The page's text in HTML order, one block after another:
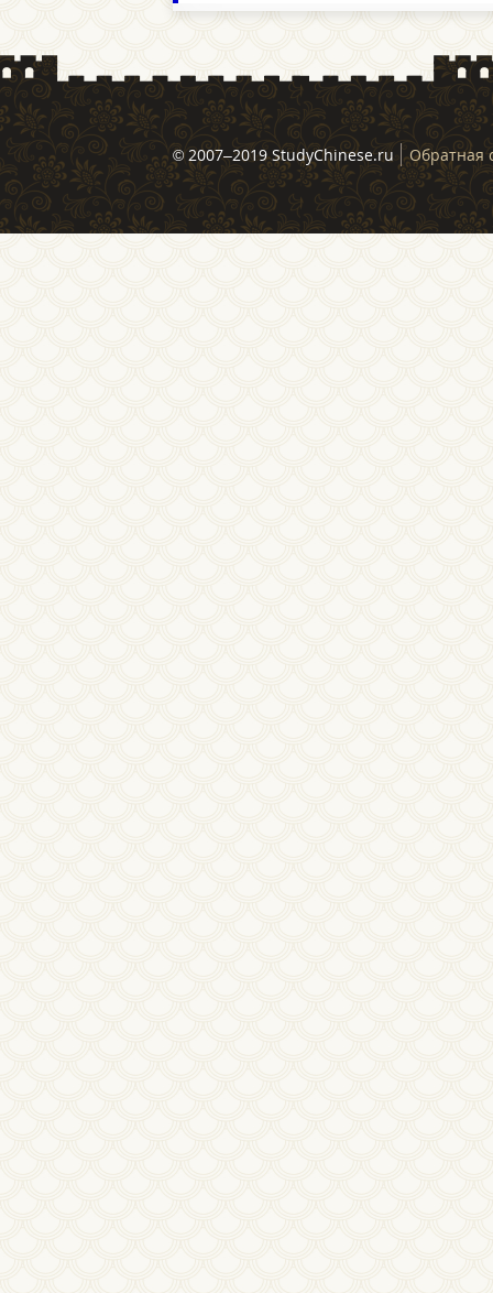
© 2007–2019 StudyChinese.ru Обратная